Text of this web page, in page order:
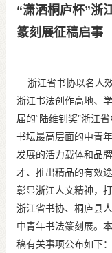
“潇洒桐庐杯”浙
篆刻展征稿启事
浙江省书协以名人
浙江书法创作高地、
届的“陆维钊奖”浙江
书坛最高层面的中青
发展的活力载体和品
才、推出精品的有效
彰显浙江人文精神，
浙江省书协、桐庐县
中青年书法篆刻展。
稿有关事项公布如下：